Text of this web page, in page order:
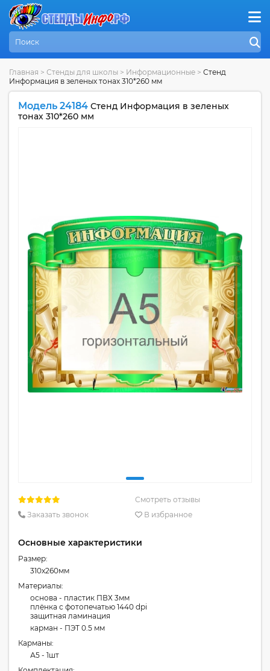
Главная > Стенды для школы > Информационные > Стенд
Информация в зеленых тонах 310*260 мм
Модель 24184 Стенд Информация в зеленых
тонах 310*260 мм
Смотреть отзывы
Заказать звонок
В избранное
Основные характеристики
Размер:
310x260мм
Материалы:
основа - пластик ПВХ 3мм
плёнка с фотопечатью 1440 dpi
защитная ламинация
карман - ПЭТ 0.5 мм
Карманы:
А5 - 1шт